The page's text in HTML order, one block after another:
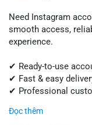
Need Instagram
smooth access,
experience.
✔ Ready-to-use
✔ Fast & easy
✔ Professional
Get started today!
Đọc thêm